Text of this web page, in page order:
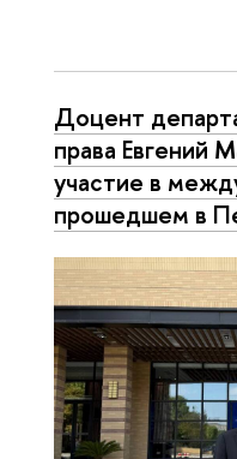
Доцент
права Евгений
участие в
прошедшем в